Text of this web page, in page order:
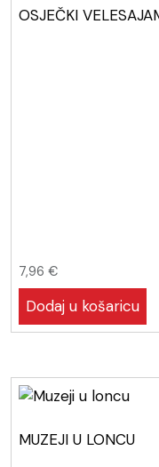
OSJEČKI
7,96 €
Dodaj u košaricu
MUZEJI U LONCU